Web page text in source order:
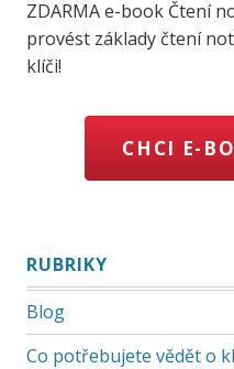
ZDARMA e-book Čtení
provést základy čtení
klíči!
CHCI E-
RUBRIKY
Blog
Co potřebujete vědět o